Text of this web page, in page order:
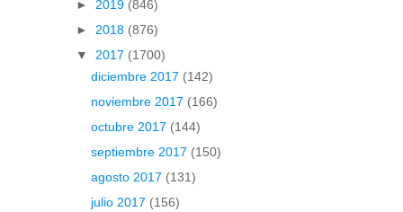
► 2019 (846)
► 2018 (876)
▼ 2017 (1700)
diciembre 2017 (142)
noviembre 2017 (166)
octubre 2017 (144)
septiembre 2017 (150)
agosto 2017 (131)
julio 2017 (156)